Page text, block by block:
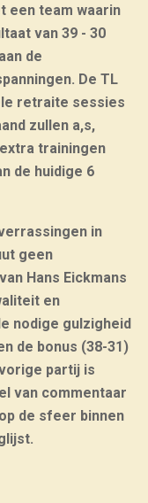
een team waarin
van 39 - 30
de
De TL
retraite sessies
zullen a,s,
trainingen
de huidige 6
in
geen
Hans Eickmans
en
nodige gulzigheid
de bonus (38-31)
partij is
van commentaar
de sfeer binnen